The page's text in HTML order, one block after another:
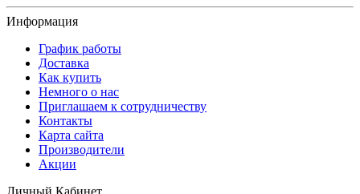
Информация
График работы
Доставка
Как купить
Немного о нас
Приглашаем к сотрудничеству
Контакты
Карта сайта
Производители
Акции
Личный Кабинет